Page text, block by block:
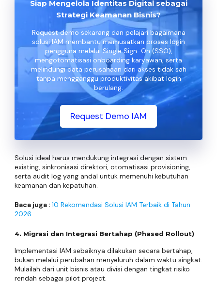
Siap Mengelola Identitas Digital sebagai
Strategi Keamanan Bisnis?
Request demo sekarang dan pelajari bagaimana
solusi IAM membantu memusatkan proses login
pengguna melalui Single Sign-On (SSO),
mengotomatisasi onboarding karyawan, serta
melindungi data perusahaan dari akses tidak sah
tanpa mengganggu produktivitas akibat login
berulang.
Request Demo IAM
Solusi ideal harus mendukung integrasi dengan sistem
existing, sinkronisasi direktori, otomatisasi provisioning,
serta audit log yang andal untuk memenuhi kebutuhan
keamanan dan kepatuhan.
Baca juga : 10 Rekomendasi Solusi IAM Terbaik di Tahun
2026
4. Migrasi dan Integrasi Bertahap (Phased Rollout)
Implementasi IAM sebaiknya dilakukan secara bertahap,
bukan melalui perubahan menyeluruh dalam waktu singkat.
Mulailah dari unit bisnis atau divisi dengan tingkat risiko
rendah sebagai pilot project.